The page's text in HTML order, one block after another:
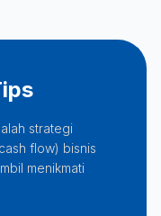
strategi
flow) bisnis
menikmati